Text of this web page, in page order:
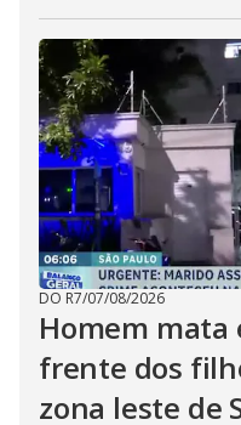
DO R7/07/08/2026
Homem mata
frente dos
zona leste de